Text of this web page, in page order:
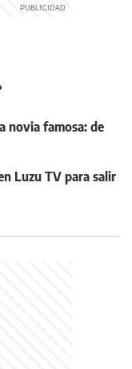
novia famosa: de
Luzu TV para salir